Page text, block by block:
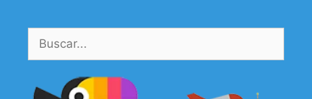
contenido
Buscar: